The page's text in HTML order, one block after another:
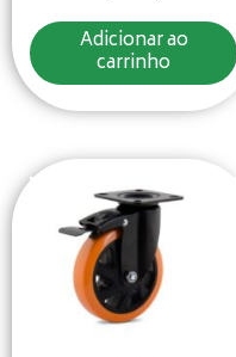
Adicionar ao
carrinho